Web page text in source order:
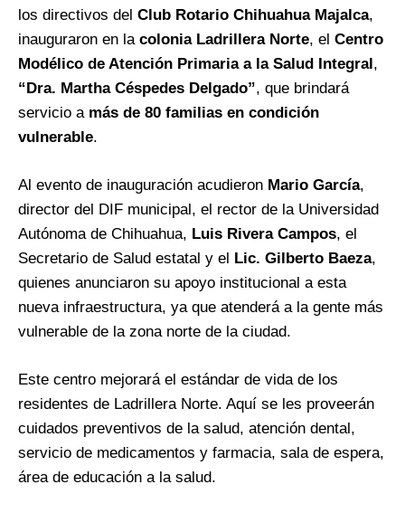
los directivos del Club Rotario Chihuahua Majalca,
inauguraron en la colonia Ladrillera Norte, el Centro
Modélico de Atención Primaria a la Salud Integral,
“Dra. Martha Céspedes Delgado”, que brindará
servicio a más de 80 familias en condición
vulnerable.
Al evento de inauguración acudieron Mario García,
director del DIF municipal, el rector de la Universidad
Autónoma de Chihuahua, Luis Rivera Campos, el
Secretario de Salud estatal y el Lic. Gilberto Baeza,
quienes anunciaron su apoyo institucional a esta
nueva infraestructura, ya que atenderá a la gente más
vulnerable de la zona norte de la ciudad.
Este centro mejorará el estándar de vida de los
residentes de Ladrillera Norte. Aquí se les proveerán
cuidados preventivos de la salud, atención dental,
servicio de medicamentos y farmacia, sala de espera,
área de educación a la salud.